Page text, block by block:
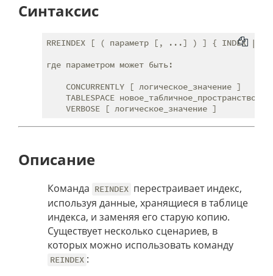
Синтаксис
RREINDEX [ ( параметр [, ...] ) ] { INDEX | TABLE
где параметром может быть:
    CONCURRENTLY [ логическое_значение ]
    TABLESPACE новое_табличное_пространство
Описание
Команда REINDEX перестраивает индекс,
используя данные, хранящиеся в таблице
индекса, и заменяя его старую копию.
Существует несколько сценариев, в
которых можно использовать команду
REINDEX :